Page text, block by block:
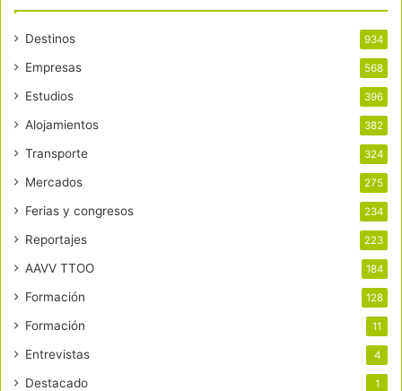
Destinos 934
Empresas 568
Estudios 396
Alojamientos 382
Transporte 324
Mercados 275
Ferias y congresos 234
Reportajes 223
AAVV TTOO 184
Formación 128
Formación 11
Entrevistas 4
Destacado 1